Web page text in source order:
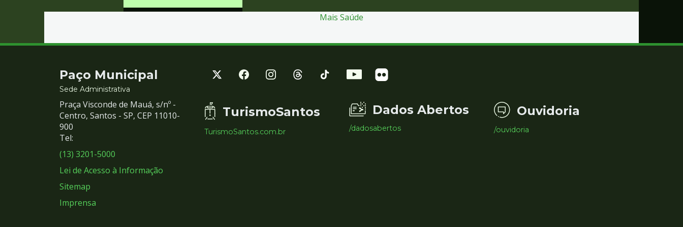
Mais Saúde
Contato
e
Redes
Sociais
Paço Municipal
Sede Administrativa
Praça Visconde de Mauá, s/nº -
Centro, Santos - SP, CEP 11010-
900
Tel:
(13) 3201-5000
Lei de Acesso à Informação
Sitemap
Imprensa
TurismoSantos
TurismoSantos.com.br
Dados Abertos
/dadosabertos
Ouvidoria
/ouvidoria